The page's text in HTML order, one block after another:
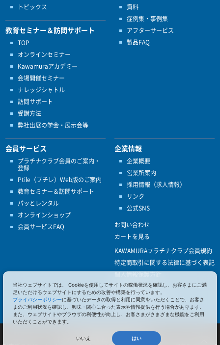
トピックス
教育セミナー＆訪問サポート
TOP
オンラインセミナー
Kawamuraアカデミー
会場開催セミナー
ナレッジシャトル
訪問サポート
受講方法
弊社出展の学会・展示会等
資料
症例集・事例集
アフターサービス
製品FAQ
会員サービス
プラチナクラブ会員のご案内・
登録
Ptile（プチレ）Web版のご案内
教育セミナー＆訪問サポート
パッとレンタル
オンラインショップ
会員サービスFAQ
企業情報
企業概要
営業所案内
採用情報（求人情報）
リンク
公式SNS
お問い合わせ
カートを見る
KAWAMURAプラチナクラブ会員規約
特定商取引に関する法律に基づく表記
個人情報保護方針
ISO9001
健康経営優良法人認定
© 2017 Pacific Supply Co.,Ltd.
コンテンツの無断使用・転載を禁じます。
当社ウェブサイトでは、 Cookieを使用してサイトの稼働状況を確認し、お客さまにご満
足いただけるウェブサイトにするための改善や構築を行っています。
プライバシーポリシーに基づいたデータの取得と利用に同意をいただくことで、お客さ
まのご利用状況を確認し、興味・関心に合った表示や情報提供を行う場合があります。
また、ウェブサイトやブラウザの利便性が向上し、お客さまがさまざまな機能をご利用
いただくことができます。
いいえ はい